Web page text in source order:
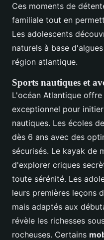
Ces moments de
familiale tout en
Les adolescents
naturels à base
région atlantique.
Sports nautiques et
L'océan Atlantique
exceptionnel pour
nautiques. Les écoles
dès 6 ans avec des
sécurisés. Le kayak de
d'explorer criques
toute sérénité. Les
leurs premières leçons
mais adaptés aux
révèle les richesses
rocheuses. Certains